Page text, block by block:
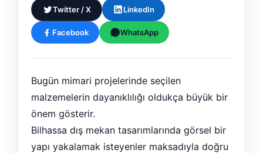
Twitter / X LinkedIn
Facebook WhatsApp
Bugün mimari projelerinde seçilen
malzemelerin dayanıklılığı oldukça büyük bir
önem gösterir.
Bilhassa dış mekan tasarımlarında görsel bir
yapı yakalamak isteyenler maksadıyla doğru